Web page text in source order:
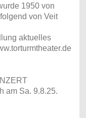
1950 von
von Veit
aktuelles
am Sa. 9.8.25.